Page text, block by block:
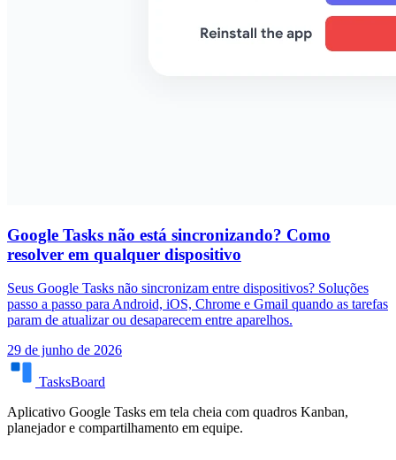
Google Tasks não está sincronizando? Como
resolver em qualquer dispositivo
Seus Google Tasks não sincronizam entre dispositivos? Soluções
passo a passo para Android, iOS, Chrome e Gmail quando as tarefas
param de atualizar ou desaparecem entre aparelhos.
29 de junho de 2026
TasksBoard
Aplicativo Google Tasks em tela cheia com quadros Kanban,
planejador e compartilhamento em equipe.